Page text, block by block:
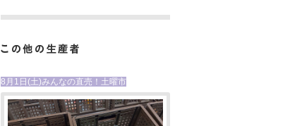
8月1日(土)みんなの直売！土曜市